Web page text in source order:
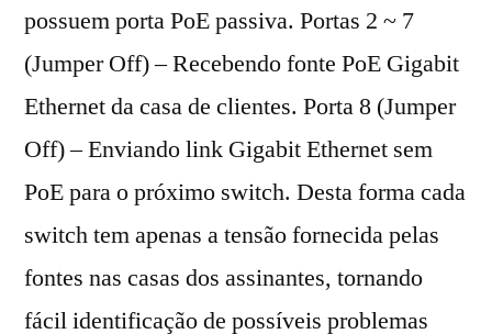
possuem porta PoE passiva. Portas 2 ~ 7
(Jumper Off) – Recebendo fonte PoE Gigabit
Ethernet da casa de clientes. Porta 8 (Jumper
Off) – Enviando link Gigabit Ethernet sem
PoE para o próximo switch. Desta forma cada
switch tem apenas a tensão fornecida pelas
fontes nas casas dos assinantes, tornando
fácil identificação de possíveis problemas